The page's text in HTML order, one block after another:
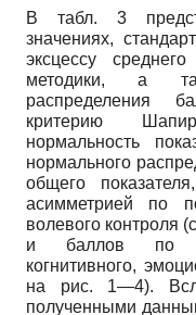
В табл. 3
значениях,
эксцессу
методики, а
распределения
критерию
нормальность
нормального
общего
асимметрией по
волевого контроля
и баллов по
когнитивного,
на рис. 1—4).
полученными